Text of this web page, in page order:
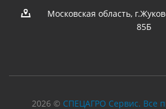
Московская область,
85Б
2026 © СПЕЦАГРО Сервис. Все